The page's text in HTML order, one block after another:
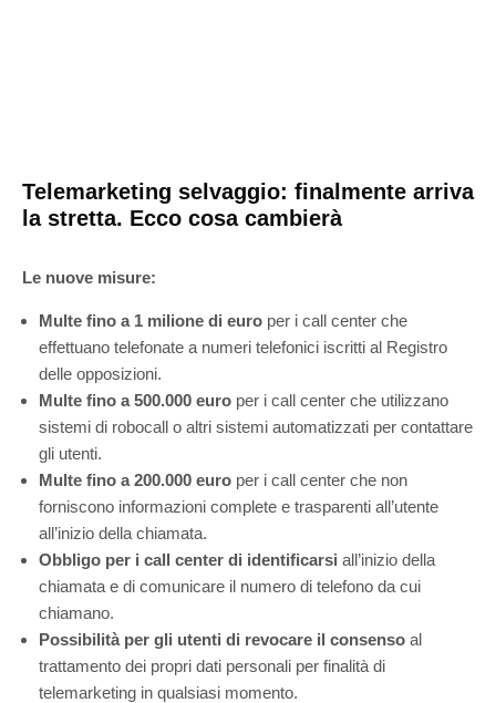
Telemarketing selvaggio: finalmente arriva
la stretta. Ecco cosa cambierà
Le nuove misure:
Multe fino a 1 milione di euro per i call center che
effettuano telefonate a numeri telefonici iscritti al Registro
delle opposizioni.
Multe fino a 500.000 euro per i call center che utilizzano
sistemi di robocall o altri sistemi automatizzati per contattare
gli utenti.
Multe fino a 200.000 euro per i call center che non
forniscono informazioni complete e trasparenti all’utente
all’inizio della chiamata.
Obbligo per i call center di identificarsi all’inizio della
chiamata e di comunicare il numero di telefono da cui
chiamano.
Possibilità per gli utenti di revocare il consenso al
trattamento dei propri dati personali per finalità di
telemarketing in qualsiasi momento.